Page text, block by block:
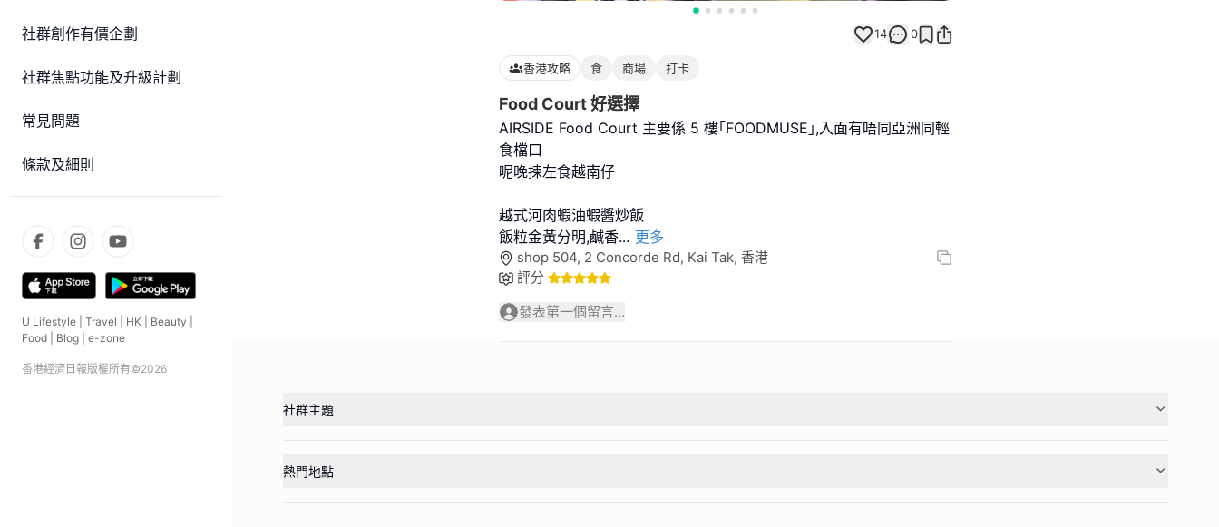
社群創作有價企劃
社群焦點功能及升級計劃
常見問題
條款及細則
U Lifestyle Travel HK Beauty
Food
Blog e-zone
香港經濟日報版權所有©2026
14 0
香港攻略 食 商場 打卡
Food Court 好選擇
AIRSIDE Food Court 主要係 5 樓｢FOODMUSE｣,入面有唔同亞洲同輕
食檔口
呢晚揀左食越南仔
越式河肉蝦油蝦醬炒飯
飯粒金黃分明,鹹香... 更多
shop 504, 2 Concorde Rd, Kai Tak, 香港
評分
發表第一個留言...
社群主題
熱門地點